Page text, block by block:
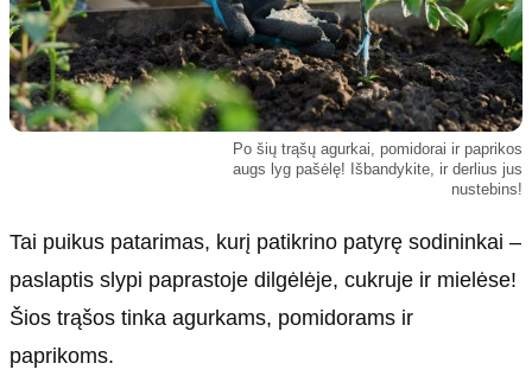
Apie mus
Autoriai
Kontaktai
Redakcinė politika
Po šių trąšų agurkai, pomidorai ir paprikos
augs lyg pašėlę! Išbandykite, ir derlius jus
nustebins!
Tai puikus patarimas, kurį patikrino patyrę sodininkai –
paslaptis slypi paprastoje dilgėlėje, cukruje ir mielėse!
Šios trąšos tinka agurkams, pomidorams ir
paprikoms.